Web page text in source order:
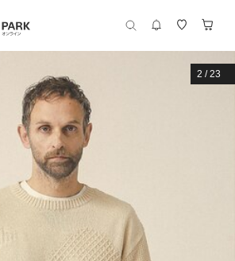
2 /23